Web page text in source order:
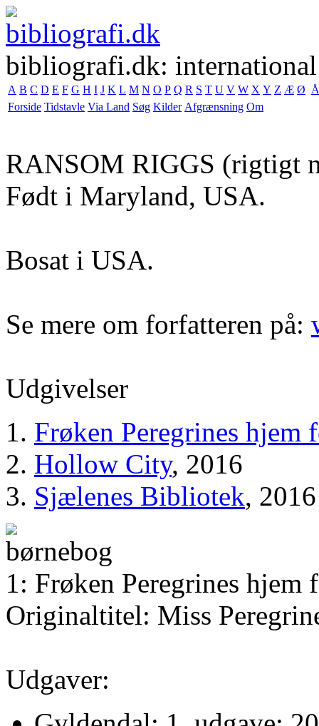
bibliografi.dk:
A B C D E F G H I J K L M N O P Q R S T U V W X Y Z Æ Ø Å
Forside Tidstavle Via Land Søg Kilder Afgrænsning Om
RANSOM RIGGS (rigtigt
Født i Maryland, USA.
Bosat i USA.
Se mere om forfatteren på:
Udgivelser
Frøken Peregrines hjem
Hollow City, 2016
Sjælenes Bibliotek, 2016
1: Frøken Peregrines
Originaltitel: Miss
Udgaver: